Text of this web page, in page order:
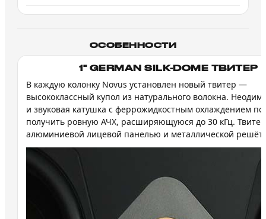
ОСОБЕННОСТИ
1" GERMAN SILK-DOME ТВИТЕР
В каждую колонку Novus установлен новый твитер —
высококлассный купол из натурального волокна.
и звуковая катушка с феррожидкостным охлаждением
получить ровную АЧХ, расширяющуюся до 30 кГц.
алюминиевой лицевой панелью и металлической